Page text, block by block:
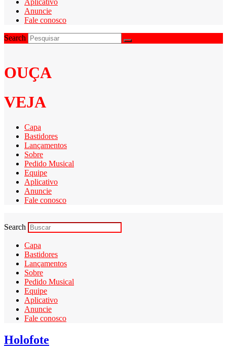
Anuncie
Fale conosco
Search
OUÇA
VEJA
Capa
Bastidores
Lançamentos
Sobre
Pedido Musical
Equipe
Aplicativo
Anuncie
Fale conosco
Search
Capa
Bastidores
Lançamentos
Sobre
Pedido Musical
Equipe
Aplicativo
Anuncie
Fale conosco
Holofote